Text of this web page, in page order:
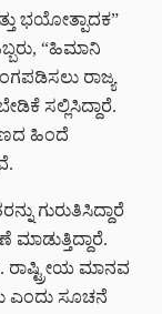
ಭಯೋತ್ಪಾದಕ”
“ಹಿಮಾನಿ
ರಾಜ್ಯ
ಸಲ್ಲಿಸಿದ್ದಾರೆ.
ಹಿಂದೆ
ಗುರುತಿಸಿದ್ದಾರೆ
ಮಾನವ
ಎಂದು ಸೂಚನೆ